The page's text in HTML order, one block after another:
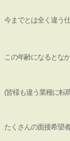
今までとは全く違う
この年齢になるとな
(皆様も違う業種に転
たくさんの面接希望